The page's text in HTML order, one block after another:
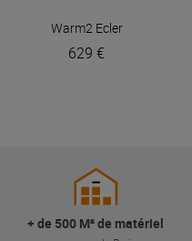
Warm2 Ecler
629 €
+ de 500 M² de matériel